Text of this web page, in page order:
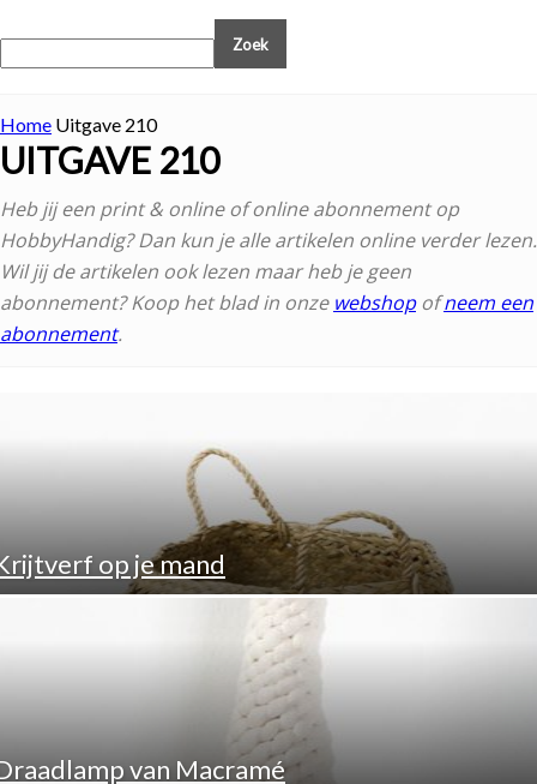
Home Uitgave 210
UITGAVE 210
Heb jij een print & online of online abonnement op
HobbyHandig? Dan kun je alle artikelen online verder lezen.
Wil jij de artikelen ook lezen maar heb je geen
abonnement? Koop het blad in onze webshopofneem een
abonnement.
op je mand
van Macramé